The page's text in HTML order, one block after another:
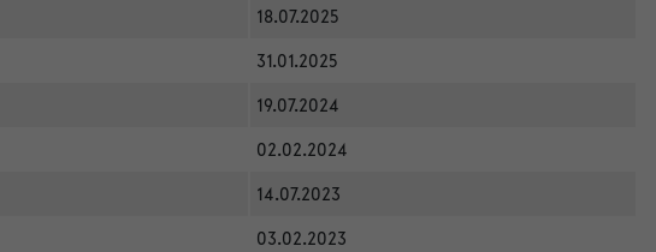
18.07.2025
31.01.2025
19.07.2024
02.02.2024
14.07.2023
03.02.2023